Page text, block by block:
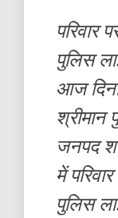
परिवार
पुलिस
आज
श्रीमान
जनपद
में
पुलिस